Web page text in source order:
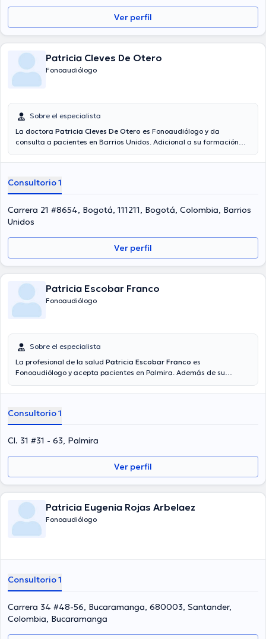
Ver perfil
Patricia Cleves De Otero
Fonoaudiólogo
Sobre el especialista
La doctora Patricia Cleves De Otero es Fonoaudiólogo y da
consulta a pacientes en Barrios Unidos. Adicional a su formación
en su área de especialidad. La profesional de la salud tiene varios
manera, ella se ha desempeñado como miembro de diversas
asociaciones médicas. Patricia Cleves De Otero ha colaborado en
considerables conferencias con la finalidad de tener una formación
continua en su disciplina de especialización y ha anunciado
numerosos artículos. Para finalizar, la profesional de la salud puede
hablar en Español.
Consultorio 1
Carrera 21 #8654, Bogotá, 111211, Bogotá, Colombia, Barrios
Unidos
Ver perfil
Patricia Escobar Franco
Fonoaudiólogo
Sobre el especialista
La profesional de la salud Patricia Escobar Franco es
Fonoaudiólogo y acepta pacientes en Palmira. Además de su
de experiencia en su área de especialidad. La Dra. lleva más de
se ha desempeñado como miembro de diversas asociaciones
médicas. Patricia Escobar Franco ha participado en considerables
conferencias con el objetivo de tener una formación continua en su
temática de especialización y ha compartido numerosas ediciones.
Español es el idioma principal usados por la especialista.
Consultorio 1
Cl. 31 #31 - 63, Palmira
Ver perfil
Patricia Eugenia Rojas Arbelaez
Fonoaudiólogo
Consultorio 1
Carrera 34 #48-56, Bucaramanga, 680003, Santander,
Colombia, Bucaramanga